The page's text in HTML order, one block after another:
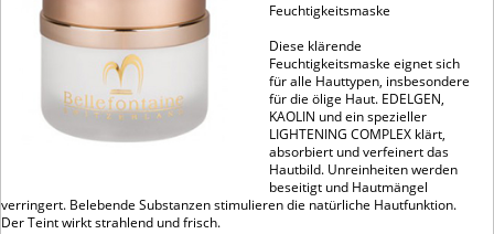
Feuchtigkeitsmaske
Diese klärende
Feuchtigkeitsmaske eignet sich
für alle Hauttypen, insbesondere
für die ölige Haut. EDELGEN,
KAOLIN und ein spezieller
LIGHTENING COMPLEX klärt,
absorbiert und verfeinert das
Hautbild. Unreinheiten werden
beseitigt und Hautmängel
verringert. Belebende Substanzen stimulieren die natürliche Hautfunktion.
Der Teint wirkt strahlend und frisch.